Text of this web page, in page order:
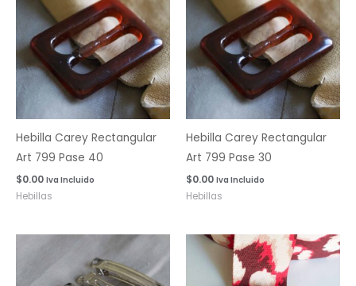
Hebilla Carey Rectangular
Art 799 Pase 40
$0.00 Iva Incluido
Hebillas
Hebilla Carey Rectangular
Art 799 Pase 30
$0.00 Iva Incluido
Hebillas